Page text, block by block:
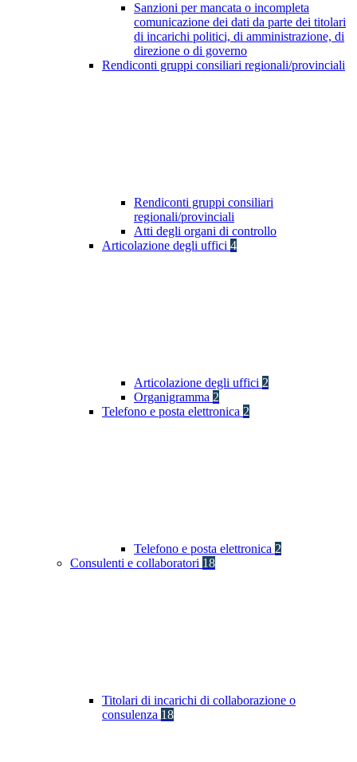
Sanzioni per mancata o incompleta
comunicazione dei dati da parte dei titolari
di incarichi politici, di amministrazione, di
direzione o di governo
Rendiconti gruppi consiliari regionali/provinciali
Rendiconti gruppi consiliari
regionali/provinciali
Atti degli organi di controllo
Articolazione degli uffici 4
Articolazione degli uffici 2
Organigramma 2
Telefono e posta elettronica 2
Telefono e posta elettronica 2
Consulenti e collaboratori 18
Titolari di incarichi di collaborazione o
consulenza 18